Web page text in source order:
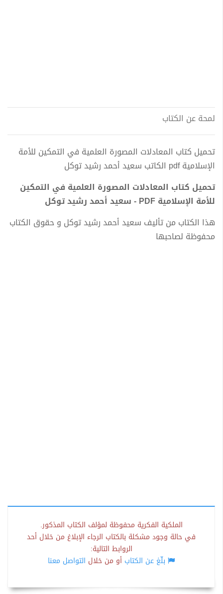
لمحة عن الكتاب
تحميل كتاب المعادلات المصورة العلمية في التمكين للأمة
الإسلامية pdf الكاتب سعيد أحمد رشيد توكل
تحميل كتاب المعادلات المصورة العلمية في التمكين
للأمة الإسلامية PDF - سعيد أحمد رشيد توكل
هذا الكتاب من تأليف سعيد أحمد رشيد توكل و حقوق الكتاب
محفوظة لصاحبها
الملكية الفكرية محفوظة لمؤلف الكتاب المذكور.
في حالة وجود مشكلة بالكتاب الرجاء الإبلاغ من خلال أحد
الروابط التالية:
بلّغ عن الكتاب أو من خلال التواصل معنا